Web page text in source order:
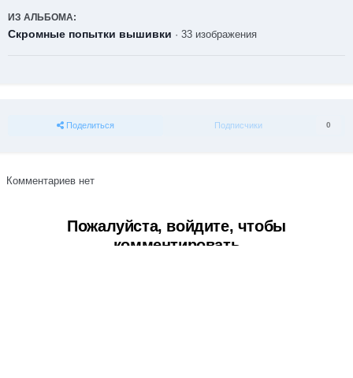
ИЗ АЛЬБОМА:
Скромные попытки вышивки · 33 изображения
Поделиться Подписчики 0
Комментариев нет
Пожалуйста, войдите, чтобы
комментировать